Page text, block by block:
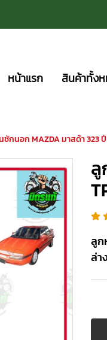
หน้าแรก สินค้าทั้ง
กนอก MAZDA มาสด้า 323 ปี
ลู
ลูก
ล่า